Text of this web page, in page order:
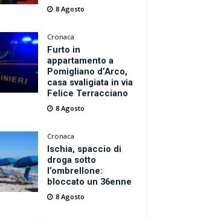
8 Agosto
Cronaca
Furto in
appartamento a
Pomigliano d’Arco,
casa svaligiata in via
Felice Terracciano
8 Agosto
Cronaca
Ischia, spaccio di
droga sotto
l’ombrellone:
bloccato un 36enne
8 Agosto